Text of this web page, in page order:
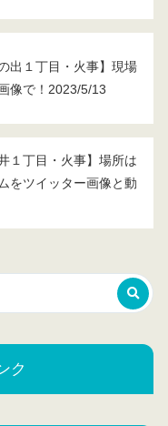
出１丁目・火事】現場
像で！2023/5/13
１丁目・火事】場所は
をツイッター画像と動
ク